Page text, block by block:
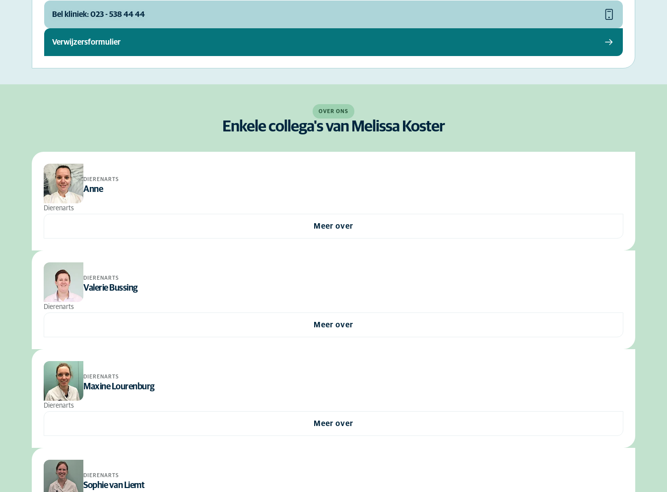
Bel kliniek: 023 - 538 44 44
Verwijzersformulier
OVER ONS
Enkele collega's van Melissa Koster
DIERENARTS
Anne
Dierenarts
Meer over
DIERENARTS
Valerie Bussing
Dierenarts
Meer over
DIERENARTS
Maxine Lourenburg
Dierenarts
Meer over
DIERENARTS
Sophie van Liemt